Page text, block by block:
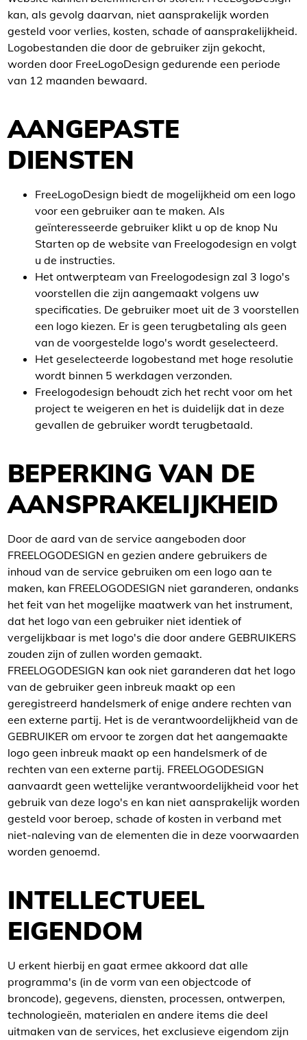
kan, als gevolg daarvan, niet aansprakelijk worden
gesteld voor verlies, kosten, schade of aansprakelijkheid.
Logobestanden die door de gebruiker zijn gekocht,
worden door FreeLogoDesign gedurende een periode
van 12 maanden bewaard.
AANGEPASTE
DIENSTEN
FreeLogoDesign biedt de mogelijkheid om een logo
voor een gebruiker aan te maken. Als
geïnteresseerde gebruiker klikt u op de knop Nu
Starten op de website van Freelogodesign en volgt
u de instructies.
Het ontwerpteam van Freelogodesign zal 3 logo's
voorstellen die zijn aangemaakt volgens uw
specificaties. De gebruiker moet uit de 3 voorstellen
een logo kiezen. Er is geen terugbetaling als geen
van de voorgestelde logo's wordt geselecteerd.
Het geselecteerde logobestand met hoge resolutie
wordt binnen 5 werkdagen verzonden.
Freelogodesign behoudt zich het recht voor om het
project te weigeren en het is duidelijk dat in deze
gevallen de gebruiker wordt terugbetaald.
BEPERKING VAN DE
AANSPRAKELIJKHEID
Door de aard van de service aangeboden door
FREELOGODESIGN en gezien andere gebruikers de
inhoud van de service gebruiken om een logo aan te
maken, kan FREELOGODESIGN niet garanderen, ondanks
het feit van het mogelijke maatwerk van het instrument,
dat het logo van een gebruiker niet identiek of
vergelijkbaar is met logo's die door andere GEBRUIKERS
zouden zijn of zullen worden gemaakt.
FREELOGODESIGN kan ook niet garanderen dat het logo
van de gebruiker geen inbreuk maakt op een
geregistreerd handelsmerk of enige andere rechten van
een externe partij. Het is de verantwoordelijkheid van de
GEBRUIKER om ervoor te zorgen dat het aangemaakte
logo geen inbreuk maakt op een handelsmerk of de
rechten van een externe partij. FREELOGODESIGN
aanvaardt geen wettelijke verantwoordelijkheid voor het
gebruik van deze logo's en kan niet aansprakelijk worden
gesteld voor beroep, schade of kosten in verband met
niet-naleving van de elementen die in deze voorwaarden
worden genoemd.
INTELLECTUEEL
EIGENDOM
U erkent hierbij en gaat ermee akkoord dat alle
programma's (in de vorm van een objectcode of
broncode), gegevens, diensten, processen, ontwerpen,
technologieën, materialen en andere items die deel
uitmaken van de services, het exclusieve eigendom zijn